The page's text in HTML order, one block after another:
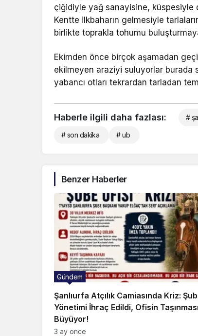
çiğidiyle yağ sanayisine, küspesiyle
Kentte ilkbaharın gelmesiyle
birlikte toprakla tohumu
Ekimden önce birçok aşamadan
ekilmeyen araziyi suluyorlar burada
yabancı otları tekrardan tarladan
Haberle ilgili daha fazlası: #
# son dakika # ub
Benzer Haberler
Şanlıurfa Atçılık Camiasında Kriz:
Yönetimi İhraç Edildi, Ofisin
Büyüyor!
Gündem
3 ay önce